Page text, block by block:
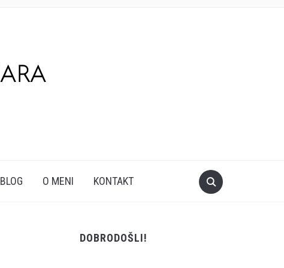
BLOG O MENI KONTAKT
DOBRODOŠLI!